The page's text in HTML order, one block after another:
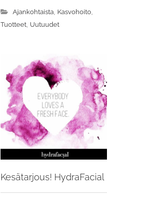
Ajankohtaista, Kasvohoito,
Tuotteet, Uutuudet
Kesätarjous! HydraFacial